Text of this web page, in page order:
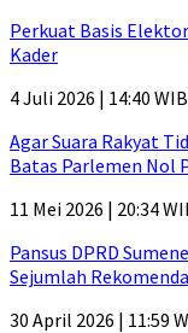
Perkuat Basis
Kader
4 Juli 2026 | 14:40 WIB
Agar Suara Rakyat
Batas Parlemen Nol
11 Mei 2026 | 20:34
Pansus DPRD
Sejumlah
30 April 2026 | 11:59